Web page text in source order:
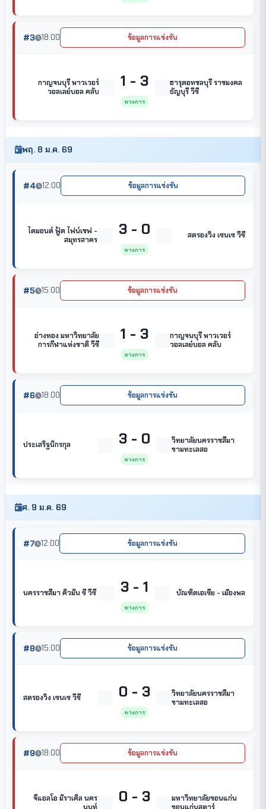
#3 18:00 ข้อมูลการแข่งขัน
กาญจนบุรี พาวเวอร์
วอลเลย์บอล คลับ
1 - 3
ทางการ
ฮารุดอทชลบุรี ราชมงคล
ธัญบุรี วีซี
พฤ. 8 ม.ค. 69
#4 12:00 ข้อมูลการแข่งขัน
ไดมอนด์ ฟู้ด ไฟน์เชฟ -
สมุทรสาคร
3 - 0
ทางการ
สตรองวิง เซนเซ วีซี
#5 15:00 ข้อมูลการแข่งขัน
อ่างทอง มหาวิทยาลัย
การกีฬาแห่งชาติ วีซี
1 - 3
ทางการ
กาญจนบุรี พาวเวอร์
วอลเลย์บอล คลับ
#6 18:00 ข้อมูลการแข่งขัน
ประเสริฐนิกรกุล 3 - 0
ทางการ
วิทยาลัยนครราชสีมา
ขามทะเลสอ
ศ. 9 ม.ค. 69
#7 12:00 ข้อมูลการแข่งขัน
นครราชสีมา คิวมิน ซี วีซี 3 - 1
ทางการ
บัณฑิตเอเซีย - เมืองพล
#8 15:00 ข้อมูลการแข่งขัน
สตรองวิง เซนเซ วีซี 0 - 3
ทางการ
วิทยาลัยนครราชสีมา
ขามทะเลสอ
#9 18:00 ข้อมูลการแข่งขัน
จีแอลโอ มิราเคิล นคร
นนท์
0 - 3
มหาวิทยาลัยขอนแก่น
ขอนแก่นสตาร์